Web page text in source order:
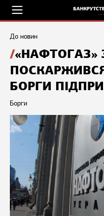
До новин
«НАФТОГАЗ»
БОРГИ
Борги